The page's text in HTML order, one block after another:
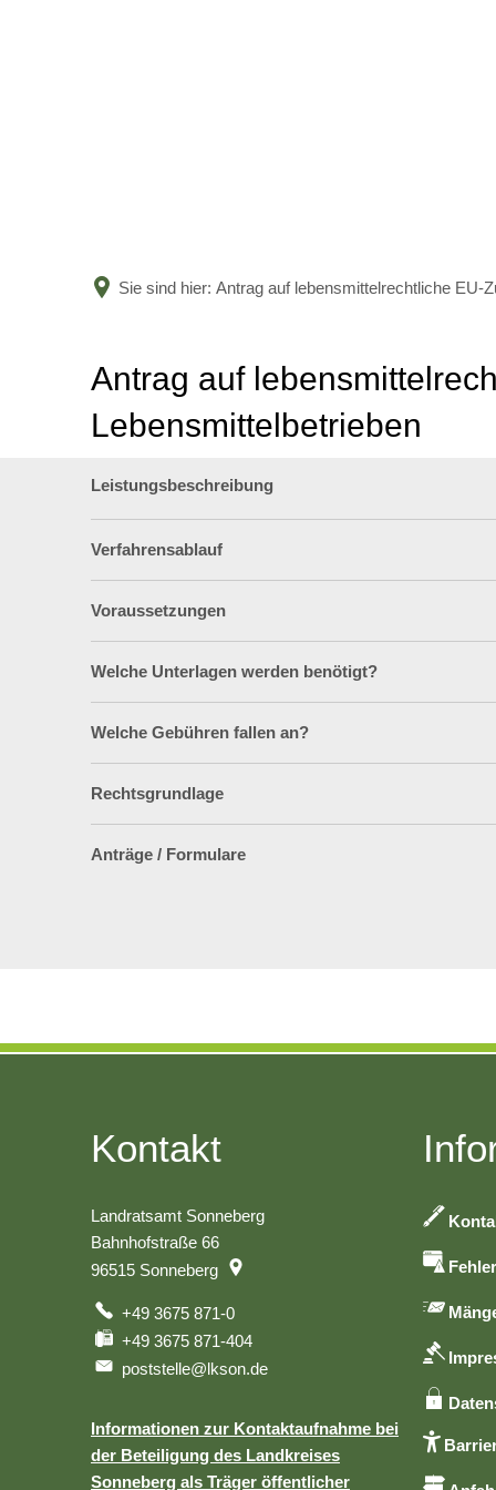
Sie sind hier: Antrag auf lebensmittelrechtliche EU-
Antrag auf
Lebensmittelbetrieben
Leistungsbeschreibung
Verfahrensablauf
Voraussetzungen
Welche Unterlagen werden benötigt?
Welche Gebühren fallen an?
Rechtsgrundlage
Anträge / Formulare
Kontakt
Landratsamt Sonneberg
Bahnhofstraße 66
96515 Sonneberg
+49 3675 871-0
+49 3675 871-404
poststelle@lkson.de
Informationen zur Kontaktaufnahme bei
der Beteiligung des Landkreises
Sonneberg als Träger öffentlicher